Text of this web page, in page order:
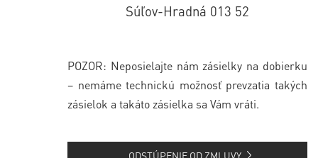
Súľov-Hradná 013 52
POZOR: Neposielajte nám zásielky na dobierku
– nemáme technickú možnosť prevzatia takých
zásielok a takáto zásielka sa Vám vráti.
ODSTÚPENIE OD ZMLUVY